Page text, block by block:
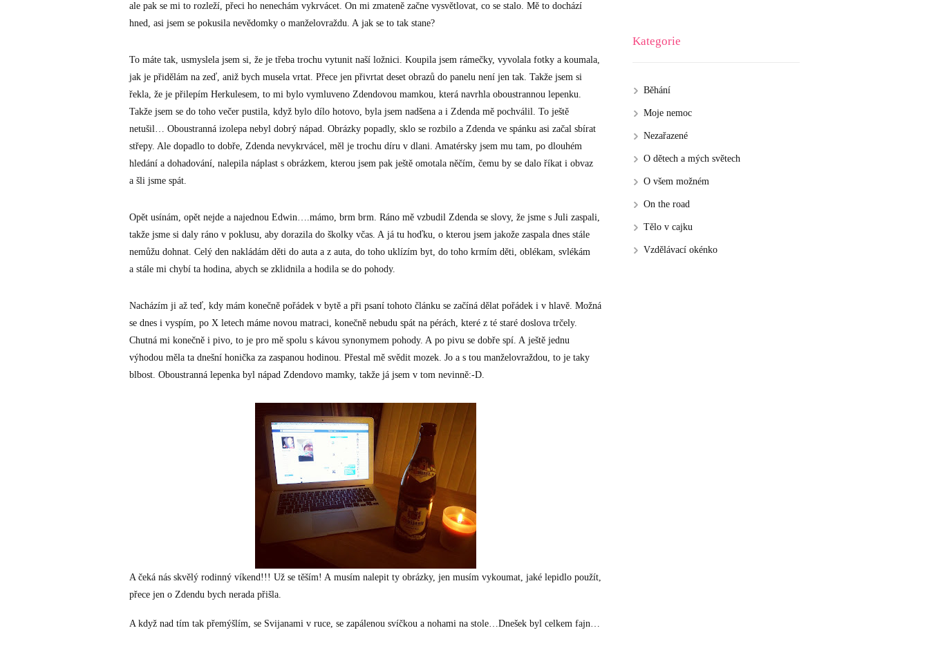
ale pak se mi to rozleží, přeci ho nenechám vykrvácet. On mi zmateně začne vysvětlovat, co se stalo. Mě to dochází
hned, asi jsem se pokusila nevědomky o manželovraždu. A jak se to tak stane?
To máte tak, usmyslela jsem si, že je třeba trochu vytunit naší ložnici. Koupila jsem rámečky, vyvolala fotky a koumala,
jak je přidělám na zeď, aniž bych musela vrtat. Přece jen přivrtat deset obrazů do panelu není jen tak. Takže jsem si
řekla, že je přilepím Herkulesem, to mi bylo vymluveno Zdendovou mamkou, která navrhla oboustrannou lepenku.
Takže jsem se do toho večer pustila, když bylo dílo hotovo, byla jsem nadšena a i Zdenda mě pochválil. To ještě
netušil… Oboustranná izolepa nebyl dobrý nápad. Obrázky popadly, sklo se rozbilo a Zdenda ve spánku asi začal sbírat
střepy. Ale dopadlo to dobře, Zdenda nevykrvácel, měl je trochu díru v dlani. Amatérsky jsem mu tam, po dlouhém
hledání a dohadování, nalepila náplast s obrázkem, kterou jsem pak ještě omotala něčím, čemu by se dalo říkat i obvaz
a šli jsme spát.
Opět usínám, opět nejde a najednou Edwin….mámo, brm brm. Ráno mě vzbudil Zdenda se slovy, že jsme s Juli zaspali,
takže jsme si daly ráno v poklusu, aby dorazila do školky včas. A já tu hoďku, o kterou jsem jakože zaspala dnes stále
nemůžu dohnat. Celý den nakládám děti do auta a z auta, do toho uklízím byt, do toho krmím děti, oblékam, svlékám
a stále mi chybí ta hodina, abych se zklidnila a hodila se do pohody.
Nacházím ji až teď, kdy mám konečně pořádek v bytě a při psaní tohoto článku se začíná dělat pořádek i v hlavě. Možná
se dnes i vyspím, po X letech máme novou matraci, konečně nebudu spát na pérách, které z té staré doslova trčely.
Chutná mi konečně i pivo, to je pro mě spolu s kávou synonymem pohody. A po pivu se dobře spí. A ještě jednu
výhodou měla ta dnešní honička za zaspanou hodinou. Přestal mě svědit mozek. Jo a s tou manželovraždou, to je taky
blbost. Oboustranná lepenka byl nápad Zdendovo mamky, takže já jsem v tom nevinně:-D.
A čeká nás skvělý rodinný víkend!!! Už se těším! A musím nalepit ty obrázky, jen musím vykoumat, jaké lepidlo použít,
přece jen o Zdendu bych nerada přišla.
A když nad tím tak přemýšlím, se Svijanami v ruce, se zapálenou svíčkou a nohami na stole…Dnešek byl celkem fajn…
Kategorie
Běhání
Moje nemoc
Nezařazené
O dětech a mých světech
O všem možném
On the road
Tělo v cajku
Vzdělávací okénko